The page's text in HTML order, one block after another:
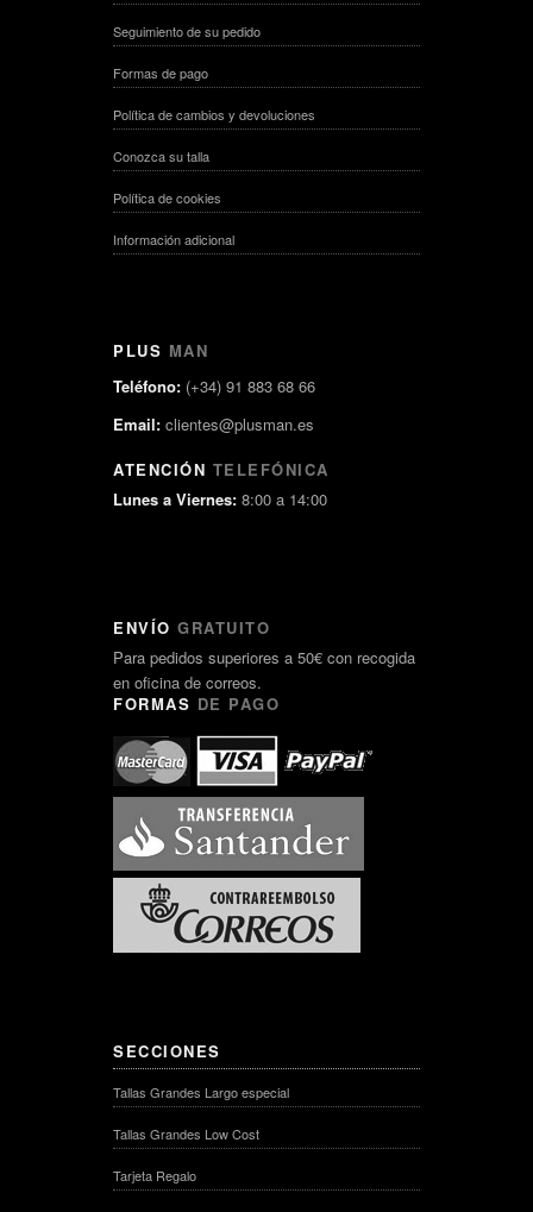
Seguimiento de su pedido
Formas de pago
Política de cambios y devoluciones
Conozca su talla
Política de cookies
Información adicional
PLUS MAN
Teléfono: (+34) 91 883 68 66
Email: clientes@plusman.es
ATENCIÓN TELEFÓNICA
Lunes a Viernes: 8:00 a 14:00
ENVÍO GRATUITO
Para pedidos superiores a 50€ con recogida
en oficina de correos.
FORMAS DE PAGO
SECCIONES
Tallas Grandes Largo especial
Tallas Grandes Low Cost
Tarjeta Regalo